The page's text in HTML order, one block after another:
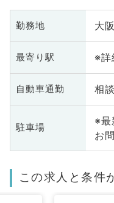
勤務地 大
最寄り駅 ※詳
自動車通勤 相
駐車場
※最
お
この求人と条件